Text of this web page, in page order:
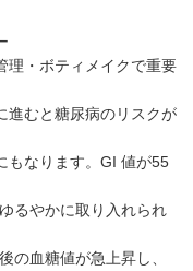
理・ボティメイクで重要
進むと糖尿病のリスクが
もなります。GI 値が55
るやかに取り入れられ
の血糖値が急上昇し、